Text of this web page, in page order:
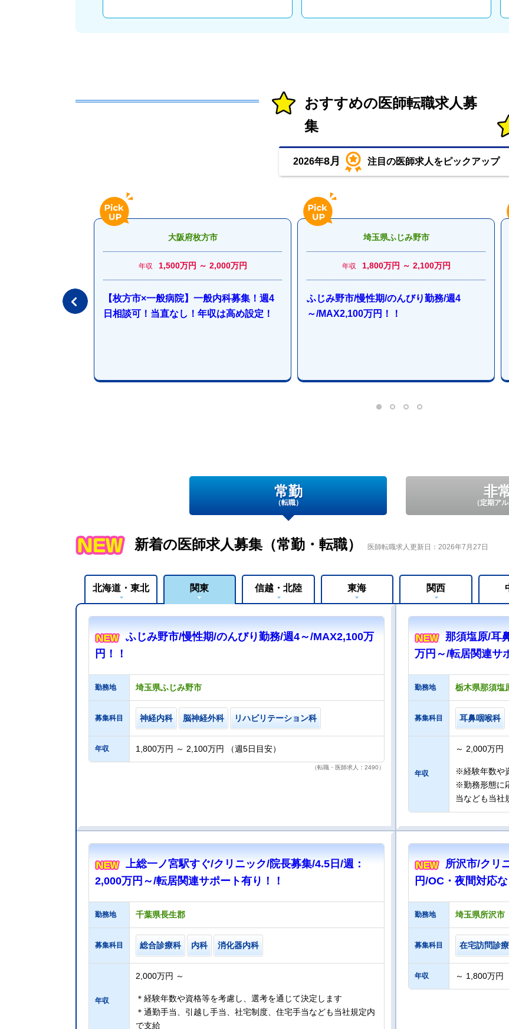
おすすめの医師転職求人募
集
2026年8月 注目の医師求人をピックアップ
ク/週3日～OK/イ
大阪府枚方市
年収 1,500万円 ～ 2,000万円
【枚方市×一般病院】一般内科募集！週4
日相談可！当直なし！年収は高め設定！
埼玉県ふじみ野市
年収 1,800万円 ～ 2,100万円
ふじみ野市/慢性期/のんびり勤務/週4
～/MAX2,100万円！！
常勤
（転職）
非
（定期ア
新着の医師求人募集（常勤・転職） 医師転職求人更新日：2026年7月27日
北海道・東北 関東 信越・北陸 東海 関西
ふじみ野市/慢性期/のんびり勤務/週4～/MAX2,100万
円！！
勤務地 埼玉県ふじみ野市
募集科目 神経内科 脳神経外科 リハビリテーション科
年収 1,800万円 ～ 2,100万円 （週5日目安）
（転職・医師求人：2490）
那須塩原/耳
万円～/転居関連サ
勤務地 栃木県那須塩
募集科目 耳鼻咽喉科
年収
～ 2,000万円
※経験年数や
※勤務形態に
当なども当社
上総一ノ宮駅すぐ/クリニック/院長募集/4.5日/週：
2,000万円～/転居関連サポート有り！！
勤務地 千葉県長生郡
募集科目 総合診療科 内科 消化器内科
年収
2,000万円 ～
＊経験年数や資格等を考慮し、選考を通じて決定します
＊通勤手当、引越し手当、社宅制度、住宅手当なども当社規定内
で支給
所沢市/クリ
円/OC・夜間対応な
勤務地 埼玉県所沢市
募集科目 在宅訪問診療
年収 ～ 1,800万円